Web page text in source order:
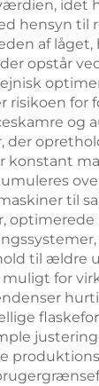
idet
hensyn til
af låget,
opstår
risikoen for
og
der
konstant
til
til ældre
for